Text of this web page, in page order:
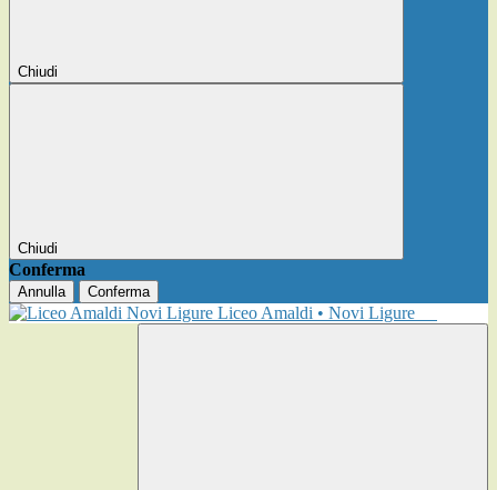
Chiudi
Chiudi
Conferma
Annulla Conferma
Liceo Amaldi • Novi Ligure